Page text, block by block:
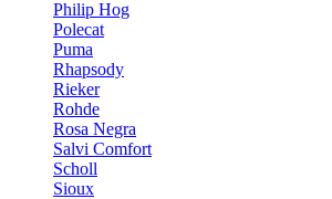
Philip Hog
Polecat
Puma
Rhapsody
Rieker
Rohde
Rosa Negra
Salvi Comfort
Scholl
Sioux